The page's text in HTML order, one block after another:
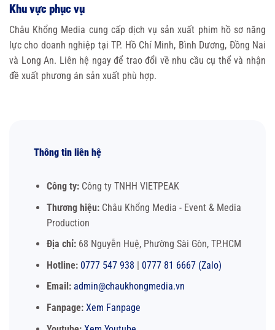
Khu vực phục vụ
Châu Khổng Media cung cấp dịch vụ sản xuất phim hồ sơ năng
lực cho doanh nghiệp tại TP. Hồ Chí Minh, Bình Dương, Đồng Nai
và Long An. Liên hệ ngay để trao đổi về nhu cầu cụ thể và nhận
đề xuất phương án sản xuất phù hợp.
Thông tin liên hệ
Công ty:Công ty TNHH VIETPEAK
Thương hiệu:Châu Khổng Media - Event & Media
Production
Địa chỉ:68 Nguyễn Huệ, Phường Sài Gòn, TP.HCM
Hotline: 0777 547 938 | 0777 81 6667 (Zalo)
Email: admin@chaukhongmedia.vn
Fanpage: Xem Fanpage